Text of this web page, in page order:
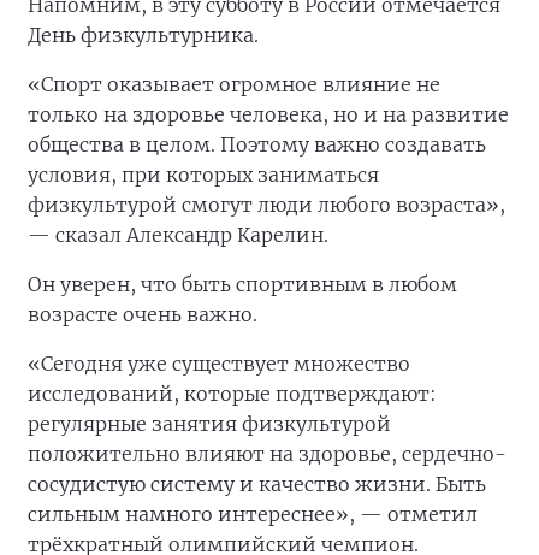
Напомним, в эту субботу в России отмечается
День физкультурника.
«Спорт оказывает огромное влияние не
только на здоровье человека, но и на развитие
общества в целом. Поэтому важно создавать
условия, при которых заниматься
физкультурой смогут люди любого возраста»,
— сказал Александр Карелин.
Он уверен, что быть спортивным в любом
возрасте очень важно.
«Сегодня уже существует множество
исследований, которые подтверждают:
регулярные занятия физкультурой
положительно влияют на здоровье, сердечно-
сосудистую систему и качество жизни. Быть
сильным намного интереснее», — отметил
трёхкратный олимпийский чемпион.